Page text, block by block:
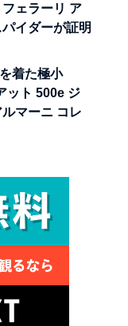
ェラーリ ア
イダーが証明
着た極小
ット 500e ジ
マーニ コレ